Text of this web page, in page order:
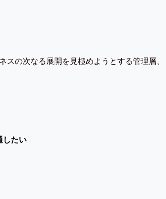
の次なる展開を見極めようとする管理層
したい